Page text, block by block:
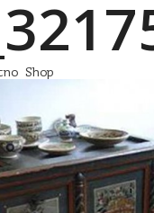
Shop